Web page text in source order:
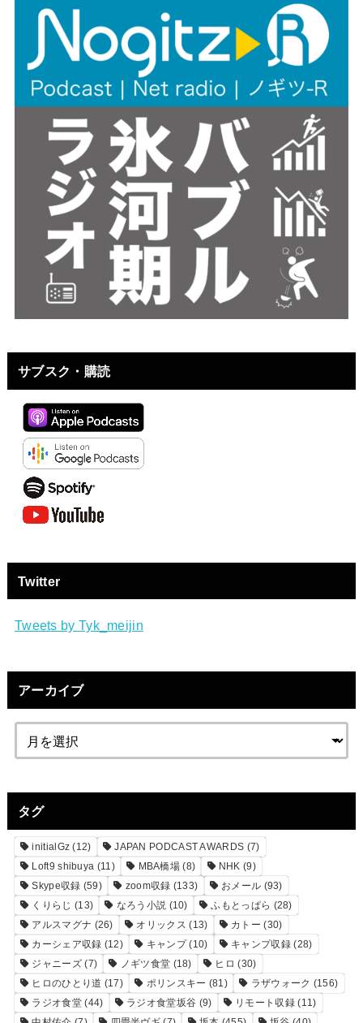
サブスク・購読
Twitter
Tweets by Tyk_meijin
アーカイブ
タグ
initialGz (12) JAPAN PODCAST AWARDS (7)
Loft9 shibuya (11) MBA橋場 (8) NHK (9)
Skype収録 (59) zoom収録 (133) おメール (93)
くりらじ (13) なろう小説 (10) ふもとっぱら (28)
アルスマグナ (26) オリックス (13) カトー (30)
カーシェア収録 (12) キャンプ(10) キャンプ収録(28)
ジャニーズ(7) ノギツ食堂 (18) ヒロ (30)
ヒロのひとり道 (17) ポリンスキー (81) ラザウォーク (156)
ラジオ食堂(44) ラジオ食堂坂谷 (9) リモート収録(11)